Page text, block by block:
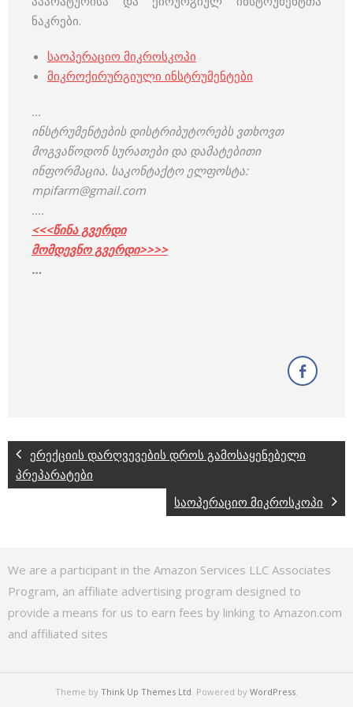
ნაკრები.
საოპერაციო მიკროსკოპი
მიკროქირურგიული ინსტრუმენტები
…
ინსტრუმენტების დისტრიბუტორებს ვთხოვთ
მოგვაწოდონ სურათები და დამატებითი
ინფორმაცია. საკონტაქტო ელფოსტა:
mpifarm@gmail.com
….
<<<წინა გვერდი
მომდევნო გვერდი>>>>
…
ერექციის დარღვევების დროს გამოსაყენებელი
პრეპარატები
საოპერაციო მიკროსკოპი
We are a participant in the Amazon Services LLC Associates
Program, an affiliate advertising program designed to
provide a means for us to earn fees by linking to Amazon.com
and affiliated sites
Theme by Think Up Themes Ltd. Powered by WordPress.